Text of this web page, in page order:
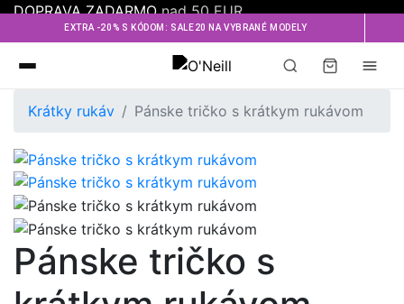
DOPRAVA ZADARMOnad 50 EUR
EXTRA -20% S KÓDOM: SALE20 NA VYBRANÉ MODELY
Oneill
Krátky rukáv Pánske tričko s krátkym rukávom
Pánske tričko s